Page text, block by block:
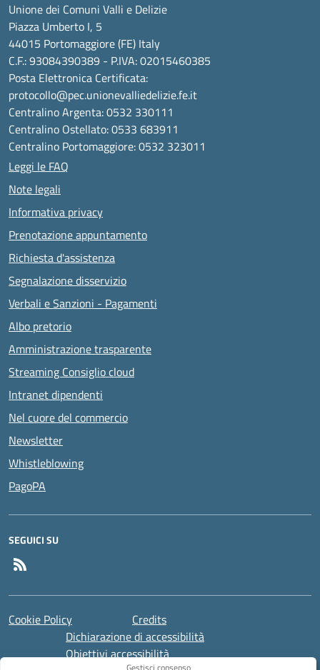
Unione dei Comuni Valli e Delizie
Piazza Umberto I, 5
44015 Portomaggiore (FE) Italy
C.F.: 93084390389 - P.IVA: 02015460385
Posta Elettronica Certificata:
protocollo@pec.unionevalliedelizie.fe.it
Centralino Argenta: 0532 330111
Centralino Ostellato: 0533 683911
Centralino Portomaggiore: 0532 323011
Leggi le FAQ
Note legali
Informativa privacy
Prenotazione appuntamento
Richiesta d'assistenza
Segnalazione disservizio
Verbali e Sanzioni - Pagamenti
Albo pretorio
Amministrazione trasparente
Streaming Consiglio cloud
Intranet dipendenti
Nel cuore del commercio
Newsletter
Whistleblowing
PagoPA
SEGUICI SU
Cookie Policy
Credits
Dichiarazione di accessibilità
Obiettivi accessibilità